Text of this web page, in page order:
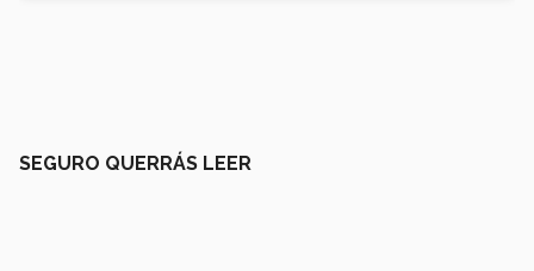
SEGURO QUERRÁS LEER